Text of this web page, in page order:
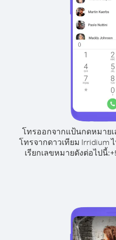
โทรออกจากแป้นกดหมายเ
โทรจากดาวเทียม Irridium
เรียกเลขหมายดังต่อไปนี้:+